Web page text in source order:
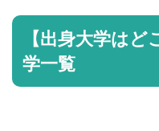
【出身大学は
学一覧